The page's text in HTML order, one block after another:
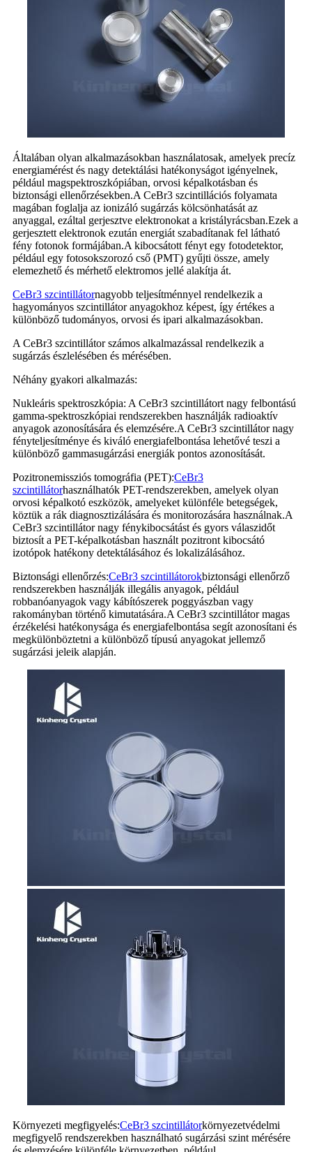
Általában olyan alkalmazásokban használatosak, amelyek precíz
energiamérést és nagy detektálási hatékonyságot igényelnek,
például magspektroszkópiában, orvosi képalkotásban és
biztonsági ellenőrzésekben.A CeBr3 szcintillációs folyamata
magában foglalja az ionizáló sugárzás kölcsönhatását az
anyaggal, ezáltal gerjesztve elektronokat a kristályrácsban.Ezek a
gerjesztett elektronok ezután energiát szabadítanak fel látható
fény fotonok formájában.A kibocsátott fényt egy fotodetektor,
például egy fotosokszorozó cső (PMT) gyűjti össze, amely
elemezhető és mérhető elektromos jellé alakítja át.
CeBr3 szcintillátornagyobb teljesítménnyel rendelkezik a
hagyományos szcintillátor anyagokhoz képest, így értékes a
különböző tudományos, orvosi és ipari alkalmazásokban.
A CeBr3 szcintillátor számos alkalmazással rendelkezik a
sugárzás észlelésében és mérésében.
Néhány gyakori alkalmazás:
Nukleáris spektroszkópia: A CeBr3 szcintillátort nagy felbontású
gamma-spektroszkópiai rendszerekben használják radioaktív
anyagok azonosítására és elemzésére.A CeBr3 szcintillátor nagy
fényteljesítménye és kiváló energiafelbontása lehetővé teszi a
különböző gammasugárzási energiák pontos azonosítását.
Pozitronemissziós tomográfia (PET):CeBr3
szcintillátorhasználhatók PET-rendszerekben, amelyek olyan
orvosi képalkotó eszközök, amelyeket különféle betegségek,
köztük a rák diagnosztizálására és monitorozására használnak.A
CeBr3 szcintillátor nagy fénykibocsátást és gyors válaszidőt
biztosít a PET-képalkotásban használt pozitront kibocsátó
izotópok hatékony detektálásához és lokalizálásához.
Biztonsági ellenőrzés:CeBr3 szcintillátorokbiztonsági ellenőrző
rendszerekben használják illegális anyagok, például
robbanóanyagok vagy kábítószerek poggyászban vagy
rakományban történő kimutatására.A CeBr3 szcintillátor magas
érzékelési hatékonysága és energiafelbontása segít azonosítani és
megkülönböztetni a különböző típusú anyagokat jellemző
sugárzási jeleik alapján.
Környezeti megfigyelés:CeBr3 szcintillátorkörnyezetvédelmi
megfigyelő rendszerekben használható sugárzási szint mérésére